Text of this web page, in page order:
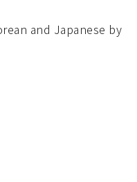
and Japanese by